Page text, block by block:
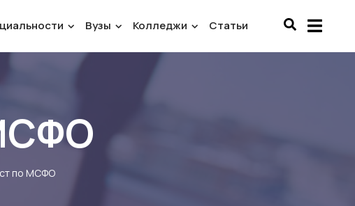
Вузы Колледжи Статьи
по МСФО